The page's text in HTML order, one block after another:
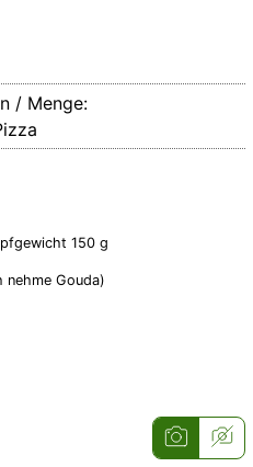
/ Menge:
150 g
nehme Gouda)